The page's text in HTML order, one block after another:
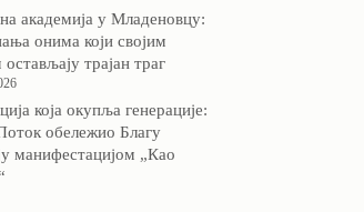
академија у Младеновцу:
онима који својим
трајан траг
која окупља генерације:
обележио Благу
манифестацијом „Као